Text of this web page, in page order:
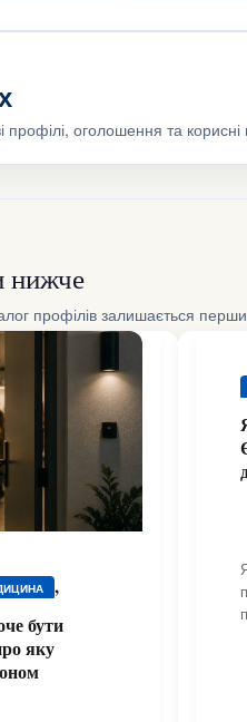
оголошення та
нижче
профілів залишається
,
,
бути
яку